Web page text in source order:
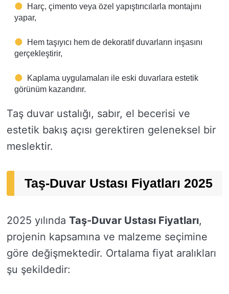
Harç, çimento veya özel yapıştırıcılarla montajını
yapar,
Hem taşıyıcı hem de dekoratif duvarların inşasını
gerçekleştirir,
Kaplama uygulamaları ile eski duvarlara estetik
görünüm kazandırır.
Taş duvar ustalığı, sabır, el becerisi ve
estetik bakış açısı gerektiren geleneksel bir
meslektir.
Taş-Duvar Ustası Fiyatları 2025
2025 yılında Taş-Duvar Ustası Fiyatları,
projenin kapsamına ve malzeme seçimine
göre değişmektedir. Ortalama fiyat aralıkları
şu şekildedir: